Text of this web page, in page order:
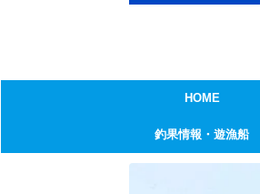
HOME
釣果情報・遊漁船